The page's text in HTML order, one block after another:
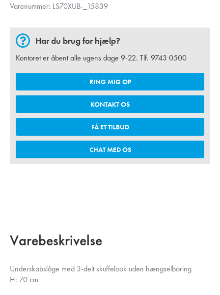
Varenummer: LS70XUB-_15839
Har du brug for hjælp?
Kontoret er åbent alle ugens dage 9-22. Tlf. 9743 0500
RING MIG OP
KONTAKT OS
FÅ ET TILBUD
CHAT MED OS
Varebeskrivelse
Underskabslåge med 3-delt skuffelook uden hængselboring
H: 70 cm